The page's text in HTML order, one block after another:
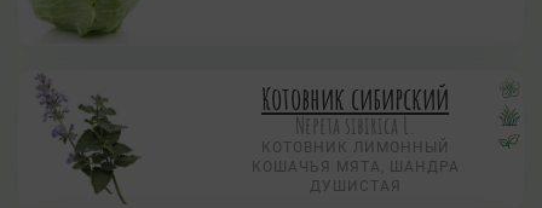
Котовник сибирский
Nepeta sibirica L.
КОТОВНИК ЛИМОННЫЙ
КОШАЧЬЯ МЯТА, ШАНДРА
ДУШИСТАЯ